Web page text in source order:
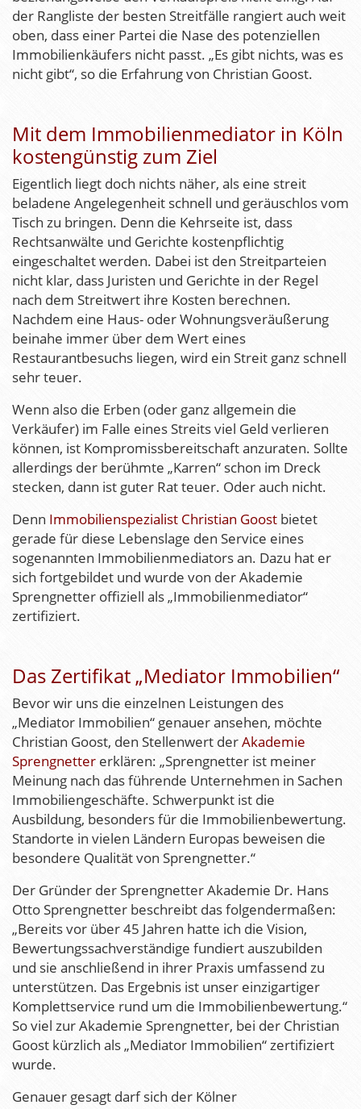
der Rangliste der besten Streitfälle rangiert auch weit
oben, dass einer Partei die Nase des potenziellen
Immobilienkäufers nicht passt. „Es gibt nichts, was es
nicht gibt“, so die Erfahrung von Christian Goost.
Mit dem Immobilienmediator in Köln
kostengünstig zum Ziel
Eigentlich liegt doch nichts näher, als eine streit
beladene Angelegenheit schnell und geräuschlos vom
Tisch zu bringen. Denn die Kehrseite ist, dass
Rechtsanwälte und Gerichte kostenpflichtig
eingeschaltet werden. Dabei ist den Streitparteien
nicht klar, dass Juristen und Gerichte in der Regel
nach dem Streitwert ihre Kosten berechnen.
Nachdem eine Haus- oder Wohnungsveräußerung
beinahe immer über dem Wert eines
Restaurantbesuchs liegen, wird ein Streit ganz schnell
sehr teuer.
Wenn also die Erben (oder ganz allgemein die
Verkäufer) im Falle eines Streits viel Geld verlieren
können, ist Kompromissbereitschaft anzuraten. Sollte
allerdings der berühmte „Karren“ schon im Dreck
stecken, dann ist guter Rat teuer. Oder auch nicht.
Denn Immobilienspezialist Christian Goost bietet
gerade für diese Lebenslage den Service eines
sogenannten Immobilienmediators an. Dazu hat er
sich fortgebildet und wurde von der Akademie
Sprengnetter offiziell als „Immobilienmediator“
zertifiziert.
Das Zertifikat „Mediator Immobilien“
Bevor wir uns die einzelnen Leistungen des
„Mediator Immobilien“ genauer ansehen, möchte
Christian Goost, den Stellenwert derAkademie
Sprengnetter erklären: „Sprengnetter ist meiner
Meinung nach das führende Unternehmen in Sachen
Immobiliengeschäfte. Schwerpunkt ist die
Ausbildung, besonders für die Immobilienbewertung.
Standorte in vielen Ländern Europas beweisen die
besondere Qualität von Sprengnetter.“
Der Gründer der Sprengnetter Akademie Dr. Hans
Otto Sprengnetter beschreibt das folgendermaßen:
„Bereits vor über 45 Jahren hatte ich die Vision,
Bewertungssachverständige fundiert auszubilden
und sie anschließend in ihrer Praxis umfassend zu
unterstützen. Das Ergebnis ist unser einzigartiger
Komplettservice rund um die Immobilienbewertung.“
So viel zur Akademie Sprengnetter, bei der Christian
Goost kürzlich als „Mediator Immobilien“ zertifiziert
wurde.
Genauer gesagt darf sich der Kölner